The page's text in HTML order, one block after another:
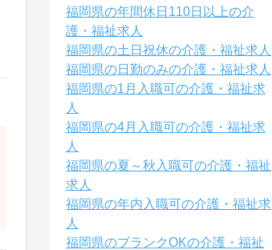
福岡県の年間休日110日以上の介
護・福祉求人
福岡県の土日祝休の介護・福祉求人
福岡県の日勤のみの介護・福祉求人
福岡県の1月入職可の介護・福祉求
人
福岡県の4月入職可の介護・福祉求
人
福岡県の夏～秋入職可の介護・福祉
求人
福岡県の年内入職可の介護・福祉求
人
福岡県のブランクOKの介護・福祉